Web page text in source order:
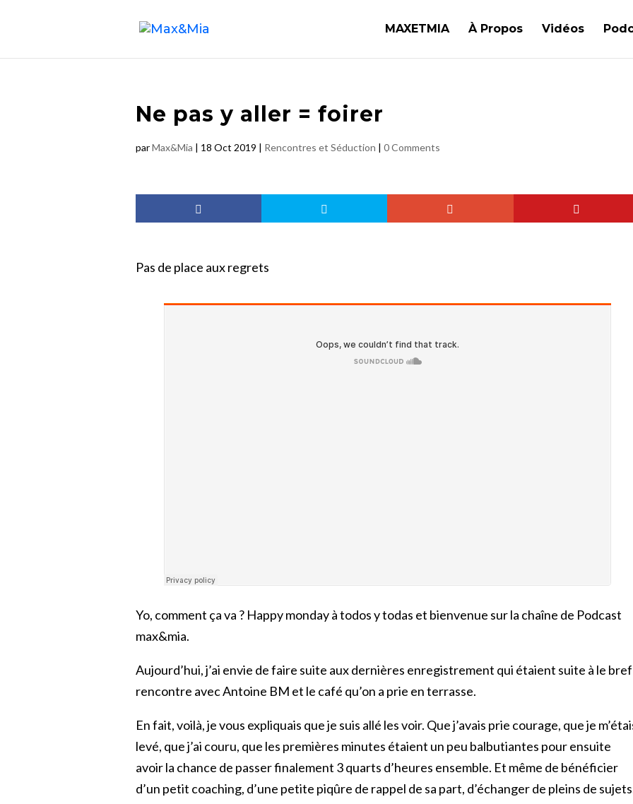
MAXETMIA À Propos Vidéos
Ne pas y aller = foirer
parMax&Mia | 18 Oct 2019 | Rencontres et Séduction | 0 Comments
Pas de place aux regrets
Yo, comment ça va ? Happy monday à todos y todas et bienvenue sur la chaîne de Podcast
max&mia.
Aujourd’hui, j’ai envie de faire suite aux dernières enregistrement qui étaient suite à le bref
rencontre avec Antoine BM et le café qu’on a prie en terrasse.
En fait, voilà, je vous expliquais que je suis allé les voir. Que j’avais prie courage, que je
levé, que j’ai couru, que les premières minutes étaient un peu balbutiantes pour ensuite
avoir la chance de passer finalement 3 quarts d’heures ensemble. Et même de bénéficier
d’un petit coaching, d’une petite piqûre de rappel de sa part, d’échanger de pleins de